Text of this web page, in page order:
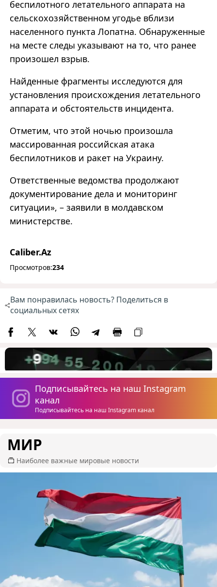
беспилотного летательного аппарата на
сельскохозяйственном угодье вблизи
населенного пункта Лопатна. Обнаруженные
на месте следы указывают на то, что ранее
произошел взрыв.
Найденные фрагменты исследуются для
установления происхождения летательного
аппарата и обстоятельств инцидента.
Отметим, что этой ночью произошла
массированная российская атака
беспилотников и ракет на Украину.
Ответственные ведомства продолжают
документирование дела и мониторинг
ситуации», – заявили в молдавском
министерстве.
Caliber.Az
Просмотров:234
Вам понравилась новость? Поделиться в
социальных сетях
Подписывайтесь на наш Instagram
канал
Подписывайтесь на наш Instagram канал
МИР
Наиболее важные мировые новости